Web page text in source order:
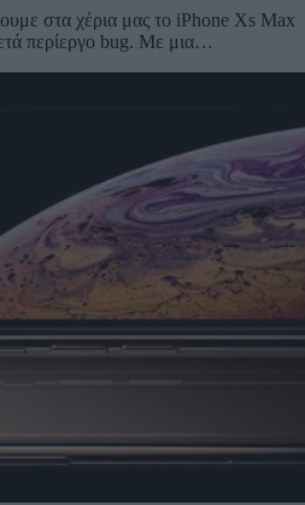
στα χέρια μας το iPhone Xs Max
περίεργο bug. Με μια…